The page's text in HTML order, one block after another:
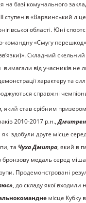
на базі комунального
ступенів «Варвинський
області. Юні
командну «Смугу
Складний скельний
від учасників не
характеру та
справжні
, який став срібним
2010-2017 р.н.,
які здобули друге місце
та Чуха Дмитра, який в
бронзову медаль серед
Продемонстровані
, до складу якої входили
місце Кубку